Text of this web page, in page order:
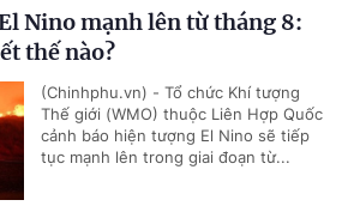
Nino mạnh lên từ tháng 8:
thế nào?
(Chinhphu.vn) - Tổ chức Khí tượng
Thế giới (WMO) thuộc Liên Hợp Quốc
cảnh báo hiện tượng El Nino sẽ tiếp
tục mạnh lên trong giai đoạn từ...